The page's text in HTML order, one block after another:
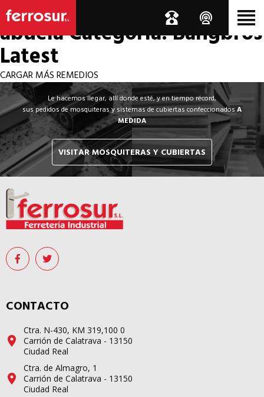
Los por si acaso de la
abuelaCategoría: Bangbros
Latest
CARGAR MÁS REMEDIOS
Le hacemos llegar, allí donde esté, y en tiempo récord,
sus pedidos de mosquiteras y sistemas de cubiertas confeccionadosA
MEDIDA
VISITAR MOSQUITERAS Y CUBIERTAS
CONTACTO
Ctra. N-430, KM 319,100 0
Carrión de Calatrava - 13150
Ciudad Real
Ctra. de Almagro, 1
Carrión de Calatrava - 13150
Ciudad Real